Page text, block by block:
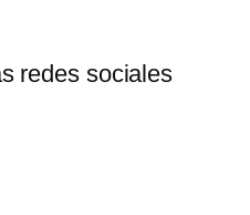
redes sociales